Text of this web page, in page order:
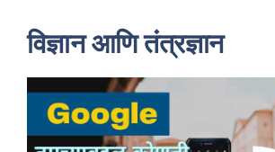
विज्ञान आणि तंत्रज्ञान